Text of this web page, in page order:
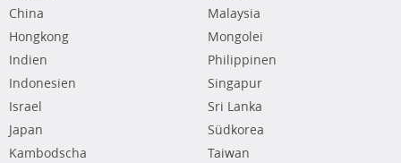
China
Hongkong
Indien
Indonesien
Israel
Japan
Kambodscha
Malaysia
Mongolei
Philippinen
Singapur
Sri Lanka
Südkorea
Taiwan